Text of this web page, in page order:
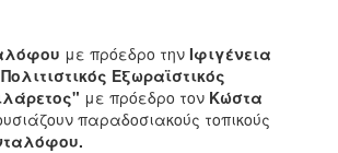
με πρόεδρο την Ιφιγένεια
Πολιτιστικός Εξωραϊστικός
με πρόεδρο τον Κώστα
παραδοσιακούς τοπικούς